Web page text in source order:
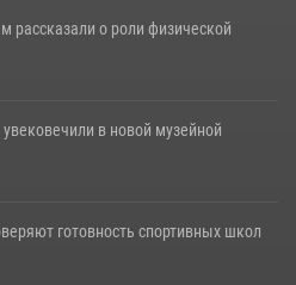
рассказали о роли физической
в новой музейной
готовность спортивных школ